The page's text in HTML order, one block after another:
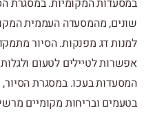
במסעדות המקומיות. במסגרת
שונים, מהמסעדה העממית
למנות דג מפנקות. הסיור
אפשרות לטיילים לטעום
המסעדות בעכו. במסגרת
בטעמים ובריחות מקומיים